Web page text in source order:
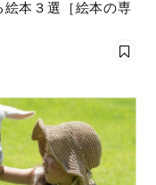
本３選［絵本の専